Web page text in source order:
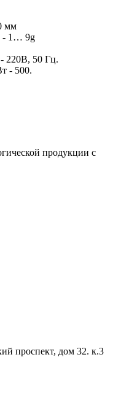
мм
- 1… 9g
220В, 50 Гц.
- 500.
продукции с
проспект, дом 32. к.3